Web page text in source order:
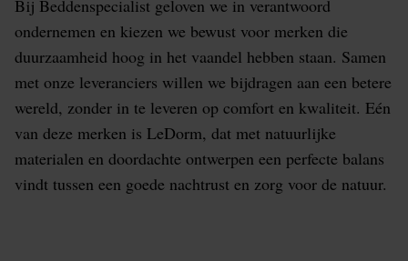
Bij Beddenspecialist geloven we in verantwoord
ondernemen en kiezen we bewust voor merken die
duurzaamheid hoog in het vaandel hebben staan. Samen
met onze leveranciers willen we bijdragen aan een betere
wereld, zonder in te leveren op comfort en kwaliteit. Eén
van deze merken is LeDorm, dat met natuurlijke
materialen en doordachte ontwerpen een perfecte balans
vindt tussen een goede nachtrust en zorg voor de natuur.